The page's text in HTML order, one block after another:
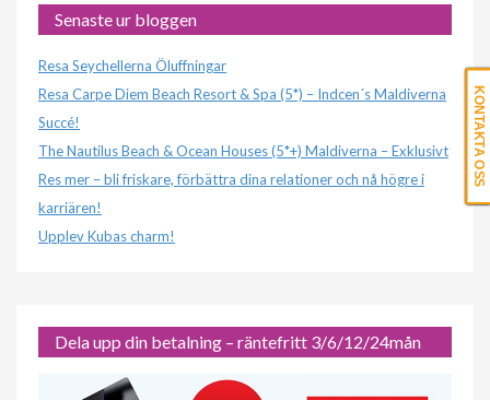
Senaste ur bloggen
Resa Seychellerna Öluffningar
Resa Carpe Diem Beach Resort & Spa (5*) – Indcen´s Maldiverna
Succé!
The Nautilus Beach & Ocean Houses (5*+) Maldiverna – Exklusivt
Res mer – bli friskare, förbättra dina relationer och nå högre i
karriären!
Upplev Kubas charm!
Dela upp din betalning – räntefritt 3/6/12/24mån
KONTAKTA OSS